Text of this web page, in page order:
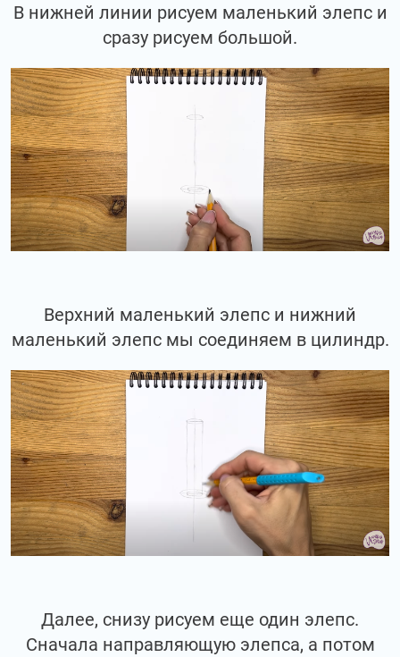
В нижней линии рисуем маленький элепс и
сразу рисуем большой.
Верхний маленький элепс и нижний
маленький элепс мы соединяем в цилиндр.
Далее, снизу рисуем еще один элепс.
Сначала направляющую элепса, а потом